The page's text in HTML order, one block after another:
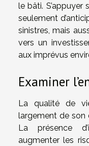
le bâti.
seulement
sinistres, mais
vers un
aux imprévus
Examiner
La qualité de
largement de son
La présence
augmenter les